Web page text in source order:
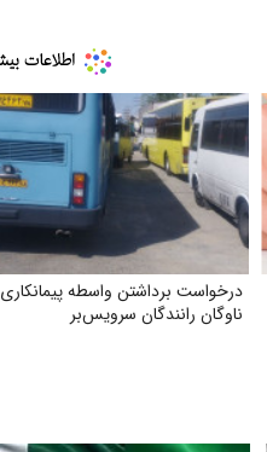
درخواست برداشتن واسطه پیمانکاری
ناوگان رانندگان سرویس‌بر